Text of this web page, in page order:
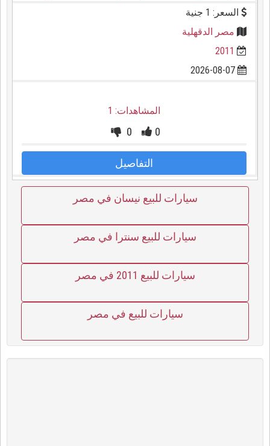
السعر: 1 جنية
مصر الدقهلية
2011
المشاهدات: 1
0
0
التفاصيل
سيارات للبيع نيسان في مصر
سيارات للبيع سنترا في مصر
سيارات للبيع 2011 في مصر
سيارات للبيع في مصر